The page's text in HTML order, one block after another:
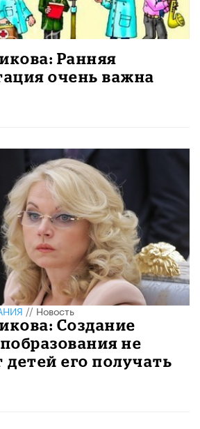
Ранняя
очень важна
//Новость
Создание
не
его получать